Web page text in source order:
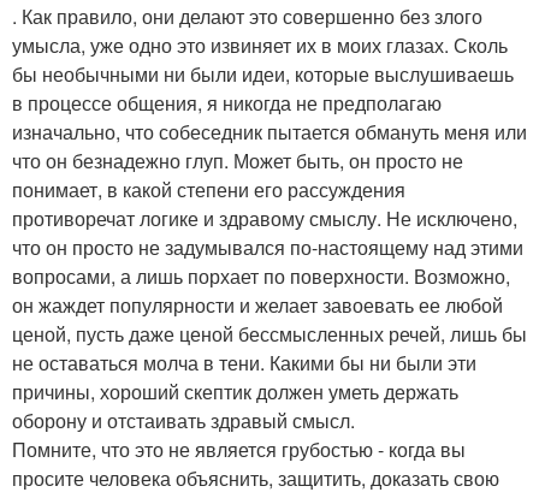
. Как правило, они делают это совершенно без злого
умысла, уже одно это извиняет их в моих глазах. Сколь
бы необычными ни были идеи, которые выслушиваешь
в процессе общения, я никогда не предполагаю
изначально, что собеседник пытается обмануть меня или
что он безнадежно глуп. Может быть, он просто не
понимает, в какой степени его рассуждения
противоречат логике и здравому смыслу. Не исключено,
что он просто не задумывался по-настоящему над этими
вопросами, а лишь порхает по поверхности. Возможно,
он жаждет популярности и желает завоевать ее любой
ценой, пусть даже ценой бессмысленных речей, лишь бы
не оставаться молча в тени. Какими бы ни были эти
причины, хороший скептик должен уметь держать
оборону и отстаивать здравый смысл.
Помните, что это не является грубостью - когда вы
просите человека объяснить, защитить, доказать свою